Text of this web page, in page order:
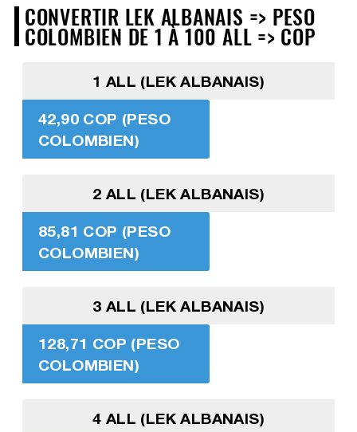
CONVERTIR LEK ALBANAIS => PESO
COLOMBIEN DE 1 À 100 ALL => COP
1 ALL (LEK ALBANAIS)
42,90 COP (PESO
COLOMBIEN)
2 ALL (LEK ALBANAIS)
85,81 COP (PESO
COLOMBIEN)
3 ALL (LEK ALBANAIS)
128,71 COP (PESO
COLOMBIEN)
4 ALL (LEK ALBANAIS)